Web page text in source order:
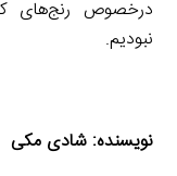
درخصوص رنج‌های
نبودیم.
نویسنده: شادی مکی